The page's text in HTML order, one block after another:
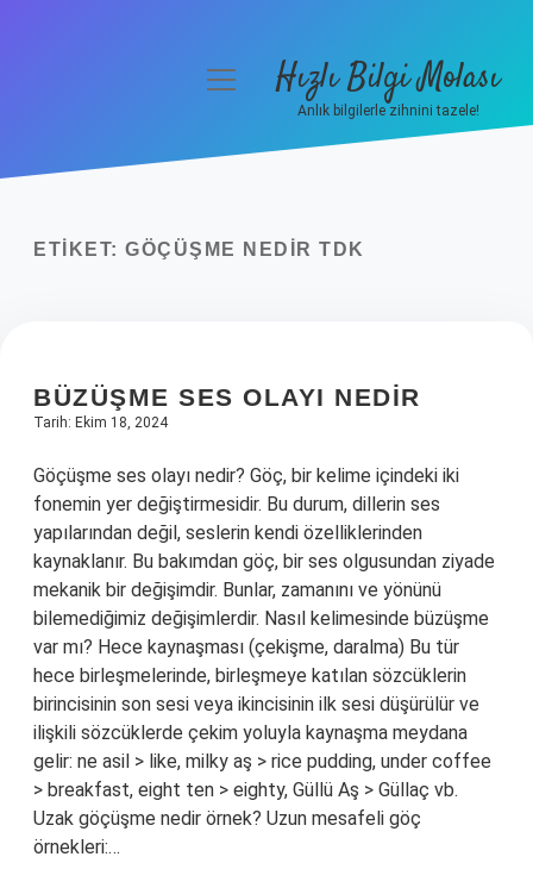
Yasal Uyarı
menüyüHızlı Bilgi Molası
Anlık bilgilerle zihnini tazele!
ETIKET: GÖÇÜŞME NEDIR TDK
BÜZÜŞME SES OLAYI NEDIR
Tarih: Ekim 18, 2024
Göçüşme ses olayı nedir? Göç, bir kelime içindeki iki
fonemin yer değiştirmesidir. Bu durum, dillerin ses
yapılarından değil, seslerin kendi özelliklerinden
kaynaklanır. Bu bakımdan göç, bir ses olgusundan ziyade
mekanik bir değişimdir. Bunlar, zamanını ve yönünü
bilemediğimiz değişimlerdir. Nasıl kelimesinde büzüşme
var mı? Hece kaynaşması (çekişme, daralma) Bu tür
hece birleşmelerinde, birleşmeye katılan sözcüklerin
birincisinin son sesi veya ikincisinin ilk sesi düşürülür ve
ilişkili sözcüklerde çekim yoluyla kaynaşma meydana
gelir: ne asil > like, milky aş > rice pudding, under coffee
> breakfast, eight ten > eighty, Güllü Aş > Güllaç vb.
Uzak göçüşme nedir örnek? Uzun mesafeli göç
örnekleri:…